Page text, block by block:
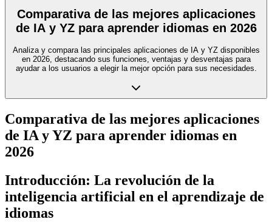
Comparativa de las mejores aplicaciones
de IA y YZ para aprender idiomas en 2026
Analiza y compara las principales aplicaciones de IA y YZ disponibles
en 2026, destacando sus funciones, ventajas y desventajas para
ayudar a los usuarios a elegir la mejor opción para sus necesidades.
Comparativa de las mejores aplicaciones
de IA y YZ para aprender idiomas en
2026
Introducción: La revolución de la
inteligencia artificial en el aprendizaje de
idiomas